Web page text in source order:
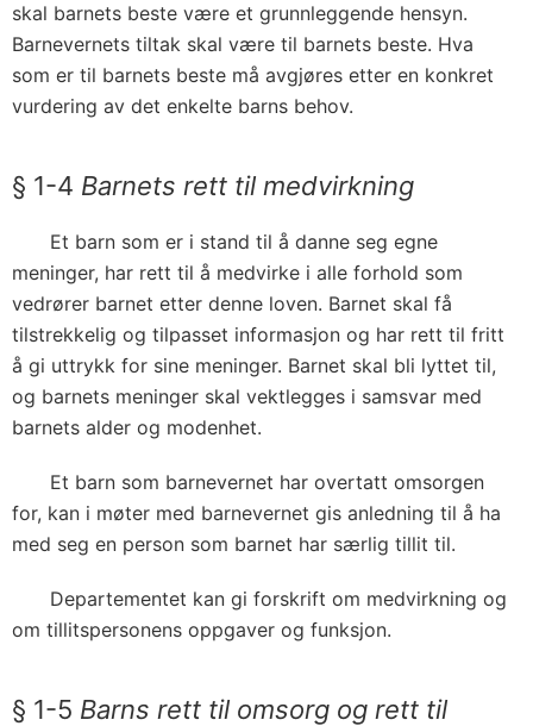
skal barnets beste være et grunnleggende hensyn.
Barnevernets tiltak skal være til barnets beste. Hva
som er til barnets beste må avgjøres etter en konkret
vurdering av det enkelte barns behov.
§ 1-4 Barnets rett til medvirkning
Et barn som er i stand til å danne seg egne
meninger, har rett til å medvirke i alle forhold som
vedrører barnet etter denne loven. Barnet skal få
tilstrekkelig og tilpasset informasjon og har rett til fritt
å gi uttrykk for sine meninger. Barnet skal bli lyttet til,
og barnets meninger skal vektlegges i samsvar med
barnets alder og modenhet.
Et barn som barnevernet har overtatt omsorgen
for, kan i møter med barnevernet gis anledning til å ha
med seg en person som barnet har særlig tillit til.
Departementet kan gi forskrift om medvirkning og
om tillitspersonens oppgaver og funksjon.
§ 1-5 Barns rett til omsorg og rett til